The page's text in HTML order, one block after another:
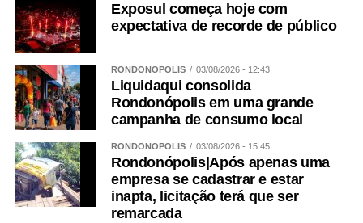
Exposul começa hoje com
expectativa de recorde de público
RONDONÓPOLIS 03/08/2026 - 12:43
Liquidaqui consolida
Rondonópolis em uma grande
campanha de consumo local
RONDONÓPOLIS 03/08/2026 - 15:45
Rondonópolis|Após apenas uma
empresa se cadastrar e estar
inapta, licitação terá que ser
remarcada